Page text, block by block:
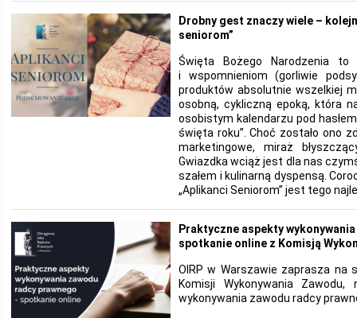
Drobny gest znaczy wiele –
seniorom”
Święta Bożego Narodzenia
i wspomnieniom (gorliwie
produktów absolutnie wszelkiej
osobną, cykliczną epoką, która
osobistym kalendarzu pod
święta roku”. Choć zostało ono
marketingowe, miraż
Gwiazdka wciąż jest dla nas
szałem i kulinarną dyspensą.
„Aplikanci Seniorom” jest tego
Praktyczne aspekty
spotkanie online z Komisją
OIRP w Warszawie zaprasza na
Komisji Wykonywania
wykonywania zawodu radcy